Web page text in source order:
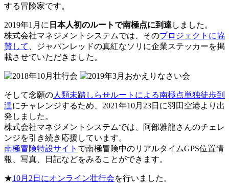
する冒険家です。
2019年1月に 日本人初のルートで南極点に到達 しました。
株式会社マネジメントシステムでは、そのプロジェクトに協
賛して
、ジャパンレッドの真紅なソリに企業ステッカーを掲
載させていただきました。
そして念願の人類未踏しらせルートによる南極点単独徒歩到
達にチャレンジするため、2021年10月23日に羽田空港より出
発しました。
株式会社マネジメントシステムでは、阿部雅龍さんのチェレ
ンジを引き続き応援しています。
南極冒険特設サイト で南極冒険中のリアルタイムGPS位置情
報、写真、日記などをみることができます。
★10月2日にオンライン壮行会を行いました。